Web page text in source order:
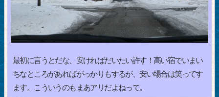
最初に言うとだな、安ければだいたい許す！高い宿でいまい
ちなところがあればがっかりもするが、安い場合は笑ってす
ます。こういうのもまあアリだよねって。